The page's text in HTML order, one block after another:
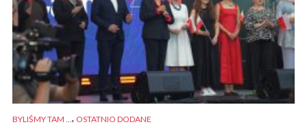
BYLIŚMY TAM ... , OSTATNIO DODANE